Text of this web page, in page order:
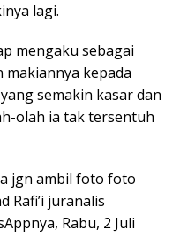
lagi.
mengaku sebagai
kepada
semakin kasar dan
olah ia tak tersentuh
jgn ambil foto foto
Rafi’i juranalis
Rabu, 2 Juli